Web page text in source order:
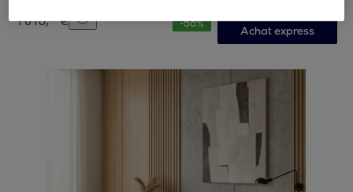
1018,99 € -56%
Achat express